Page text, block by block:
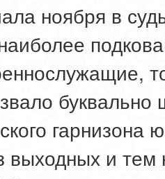
ноября в
гарнизона
выходных и